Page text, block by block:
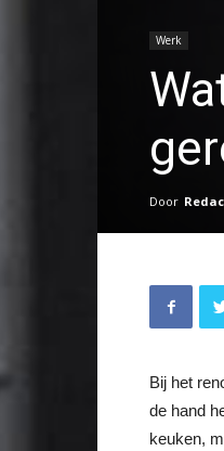
Werk
Door
Bij het
de hand
keuken,